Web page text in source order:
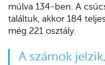
múlva 134-ben. A
találtuk, akkor 184
még 221 osztály.
A számok